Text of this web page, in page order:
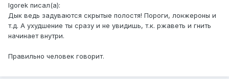
Igorek писал(а):
Дык ведь задуваются скрытые полостя! Пороги, лонжероны и
т.д. А ухудшение ты сразу и не увидишь, т.к. ржаветь и гнить
начинает внутри.
Правильно человек говорит.